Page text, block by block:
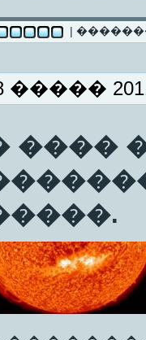
|
�����
����